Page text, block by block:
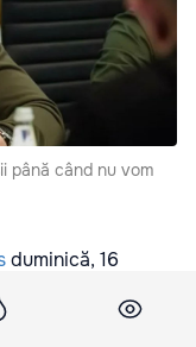
până când nu vom
duminică, 16